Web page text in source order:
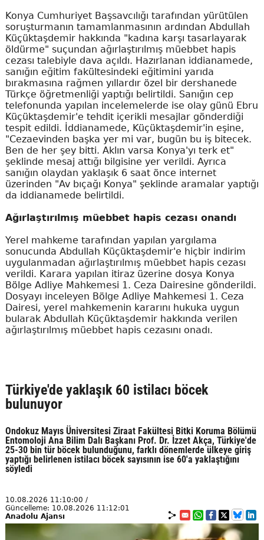
Konya Cumhuriyet Başsavcılığı tarafından yürütülen
soruşturmanın tamamlanmasının ardından Abdullah
Küçüktaşdemir hakkında "kadına karşı tasarlayarak
öldürme" suçundan ağırlaştırılmış müebbet hapis
cezası talebiyle dava açıldı. Hazırlanan iddianamede,
sanığın eğitim fakültesindeki eğitimini yarıda
bırakmasına rağmen yıllardır özel bir dershanede
Türkçe öğretmenliği yaptığı belirtildi. Sanığın cep
telefonunda yapılan incelemelerde ise olay günü Ebru
Küçüktaşdemir'e tehdit içerikli mesajlar gönderdiği
tespit edildi. İddianamede, Küçüktaşdemir'in eşine,
"Cezaevinden başka yer mi var, bugün bu iş bitecek.
Ben de her şey bitti. Aklın varsa Konya'yı terk et"
şeklinde mesaj attığı bilgisine yer verildi. Ayrıca
sanığın olaydan yaklaşık 6 saat önce internet
üzerinden "Av bıçağı Konya" şeklinde aramalar yaptığı
da iddianamede belirtildi.
Ağırlaştırılmış müebbet hapis cezası onandı
Yerel mahkeme tarafından yapılan yargılama
sonucunda Abdullah Küçüktaşdemir'e hiçbir indirim
uygulanmadan ağırlaştırılmış müebbet hapis cezası
verildi. Karara yapılan itiraz üzerine dosya Konya
Bölge Adliye Mahkemesi 1. Ceza Dairesine gönderildi.
Dosyayı inceleyen Bölge Adliye Mahkemesi 1. Ceza
Dairesi, yerel mahkemenin kararını hukuka uygun
bularak Abdullah Küçüktaşdemir hakkında verilen
ağırlaştırılmış müebbet hapis cezasını onadı.
Türkiye'de yaklaşık 60 istilacı böcek
bulunuyor
Ondokuz Mayıs Üniversitesi Ziraat Fakültesi Bitki Koruma Bölümü
Entomoloji Ana Bilim Dalı Başkanı Prof. Dr. İzzet Akça, Türkiye'de
25-30 bin tür böcek bulunduğunu, farklı dönemlerde ülkeye giriş
yaptığı belirlenen istilacı böcek sayısının ise 60'a yaklaştığını
söyledi
10.08.2026 11:10:00 /
Güncelleme: 10.08.2026 11:12:01
Anadolu Ajansı